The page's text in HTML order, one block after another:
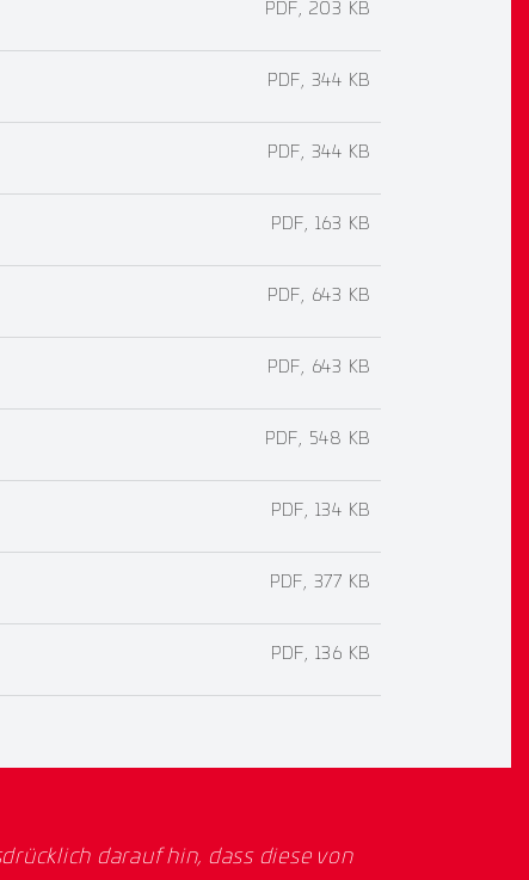
PDF, 203 KB
PDF, 344 KB
PDF, 344 KB
PDF, 163 KB
PDF, 643 KB
PDF, 643 KB
PDF, 548 KB
PDF, 134 KB
PDF, 377 KB
PDF, 136 KB
darauf hin, dass diese von